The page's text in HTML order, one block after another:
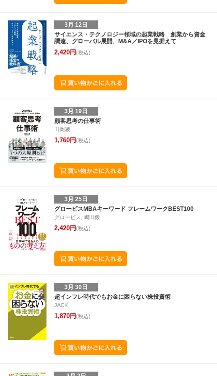
3月 12日
サイエンス・テクノロジー領域の起業戦略 創業から資金
調達、グローバル展開、M&A／IPOを見据えて
2,420円(税込)
3月 19日
顧客思考の仕事術
田岡凌
1,760円(税込)
3月 25日
グロービスMBAキーワード フレームワークBEST100
グロービス, 嶋田毅
2,420円(税込)
3月 30日
超インフレ時代でもお金に困らない株投資術
JACK
1,870円(税込)